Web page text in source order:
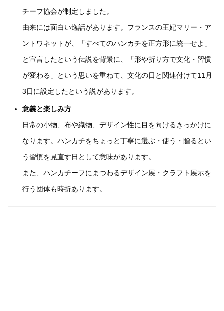
チーフ協会が制定しました。
由来には面白い逸話があります。フランスの王妃マリー・ア
ントワネットが、「すべてのハンカチを正方形に統一せよ」
と宣言したという伝説を背景に、「形や折り方で文化・習慣
が変わる」という思いを重ねて、文化の日と関連付けて11月
3日に設定したという説があります。
意義と楽しみ方
日常の小物、布や織物、デザイン性に目を向けるきっかけに
なります。ハンカチをちょっと丁寧に選ぶ・使う・贈るとい
う習慣を見直す日として意味があります。
また、ハンカチーフにまつわるデザイン展・クラフト展示を
行う団体も時折あります。